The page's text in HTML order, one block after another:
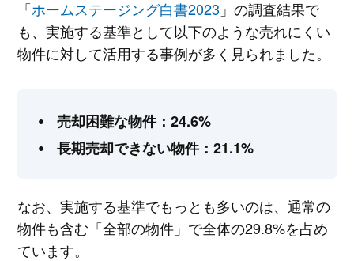
「ホームステージング白書2023 」の調査結果で
も、実施する基準として以下のような売れにくい
物件に対して活用する事例が多く見られました。
売却困難な物件：24.6%
長期売却できない物件：21.1%
なお、実施する基準でもっとも多いのは、通常の
物件も含む「全部の物件」で全体の29.8%を占め
ています。